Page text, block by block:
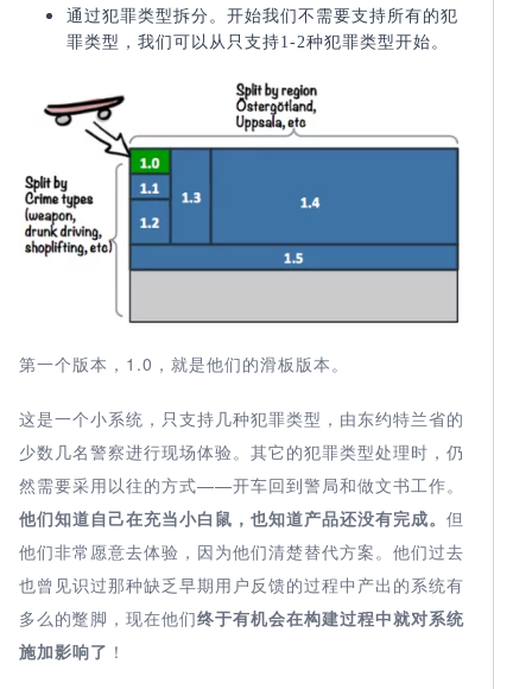
通过犯罪类型拆分。开始我们不需要支持所有的犯
罪类型，我们可以从只支持1-2种犯罪类型开始。
第一个版本，1.0 ，就是他们的滑板版本。
这是一个小系统，只支持几种犯罪类型，由东约特兰省的
少数几名警察进行现场体验。其它的犯罪类型处理时，仍
然需要采用以往的方式——开车回到警局和做文书工作。
他们知道自己在充当小白鼠，也知道产品还没有完成。 但
他们非常愿意去体验，因为他们清楚替代方案。他们过去
也曾见识过那种缺乏早期用户反馈的过程中产出的系统有
多么的蹩脚，现在他们终于有机会在构建过程中就对系统
施加影响了 ！